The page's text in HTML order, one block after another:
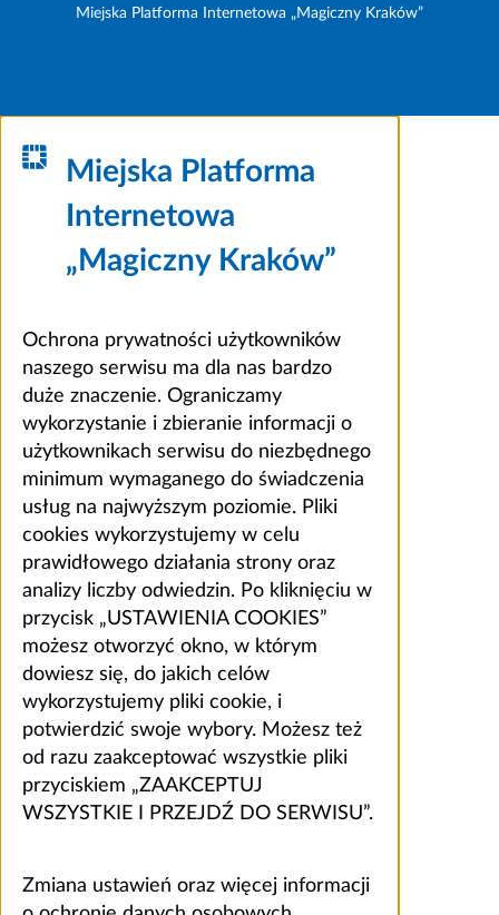
Miejska Platforma Internetowa „Magiczny Kraków”
Miejska Platforma
Internetowa
„Magiczny Kraków”
Ochrona prywatności użytkowników
naszego serwisu ma dla nas bardzo
duże znaczenie. Ograniczamy
wykorzystanie i zbieranie informacji o
użytkownikach serwisu do niezbędnego
minimum wymaganego do świadczenia
usług na najwyższym poziomie. Pliki
cookies wykorzystujemy w celu
prawidłowego działania strony oraz
analizy liczby odwiedzin. Po kliknięciu w
przycisk „USTAWIENIA COOKIES”
możesz otworzyć okno, w którym
dowiesz się, do jakich celów
wykorzystujemy pliki cookie, i
potwierdzić swoje wybory. Możesz też
od razu zaakceptować wszystkie pliki
przyciskiem „ZAAKCEPTUJ
WSZYSTKIE I PRZEJDŹ DO SERWISU”.
Zmiana ustawień oraz więcej informacji